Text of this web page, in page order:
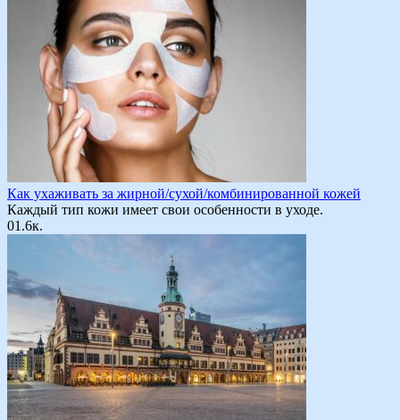
Как ухаживать за жирной/сухой/комбинированной кожей
Каждый тип кожи имеет свои особенности в уходе.
01.6к.